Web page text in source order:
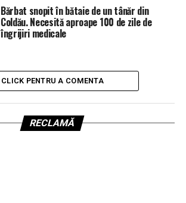
Bărbat snopit în bătaie de un tânăr din
Coldău. Necesită aproape 100 de zile de
îngrijiri medicale
CLICK PENTRU A COMENTA
RECLAMĂ